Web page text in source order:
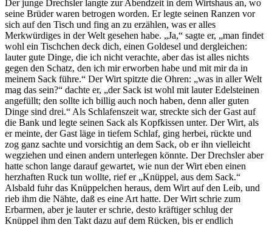
Der junge Drechsler langte zur Abendzeit in dem Wirtshaus an, wo
seine Brüder waren betrogen worden. Er legte seinen Ranzen vor
sich auf den Tisch und fing an zu erzählen, was er alles
Merkwürdiges in der Welt gesehen habe. „Ja,“ sagte er, „man findet
wohl ein Tischchen deck dich, einen Goldesel und dergleichen:
lauter gute Dinge, die ich nicht verachte, aber das ist alles nichts
gegen den Schatz, den ich mir erworben habe und mit mir da in
meinem Sack führe.“ Der Wirt spitzte die Ohren: „was in aller Welt
mag das sein?“ dachte er, „der Sack ist wohl mit lauter Edelsteinen
angefüllt; den sollte ich billig auch noch haben, denn aller guten
Dinge sind drei.“ Als Schlafenszeit war, streckte sich der Gast auf
die Bank und legte seinen Sack als Kopfkissen unter. Der Wirt, als
er meinte, der Gast läge in tiefem Schlaf, ging herbei, rückte und
zog ganz sachte und vorsichtig an dem Sack, ob er ihn vielleicht
wegziehen und einen andern unterlegen könnte. Der Drechsler aber
hatte schon lange darauf gewartet, wie nun der Wirt eben einen
herzhaften Ruck tun wollte, rief er „Knüppel, aus dem Sack.“
Alsbald fuhr das Knüppelchen heraus, dem Wirt auf den Leib, und
rieb ihm die Nähte, daß es eine Art hatte. Der Wirt schrie zum
Erbarmen, aber je lauter er schrie, desto kräftiger schlug der
Knüppel ihm den Takt dazu auf dem Rücken, bis er endlich